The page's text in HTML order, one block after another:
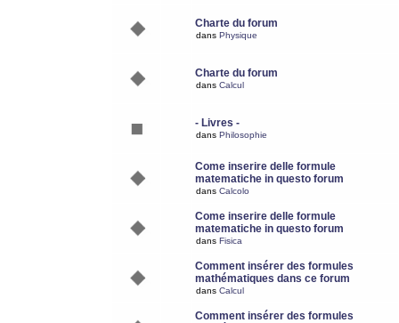
Charte du forum
dans Physique
Charte du forum
dans Calcul
- Livres -
dans Philosophie
Come inserire delle formule
matematiche in questo forum
dans Calcolo
Come inserire delle formule
matematiche in questo forum
dans Fisica
Comment insérer des formules
mathématiques dans ce forum
dans Calcul
Comment insérer des formules